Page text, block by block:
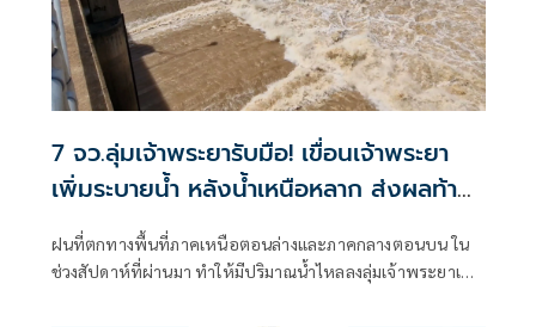
7 จว.ลุ่มเจ้าพระยารับมือ! เขื่อนเจ้าพระยา
เพิ่มระบายน้ำ หลังน้ำเหนือหลาก ส่งผลท้าย
เขื่อนสูงขึ้น
ฝนที่ตกทางพื้นที่ภาคเหนือตอนล่างและภาคกลางตอนบน ใน
ช่วงสัปดาห์ที่ผ่านมา ทำให้มีปริมาณน้ำไหลลงลุ่มเจ้าพระยาเพิ่ม